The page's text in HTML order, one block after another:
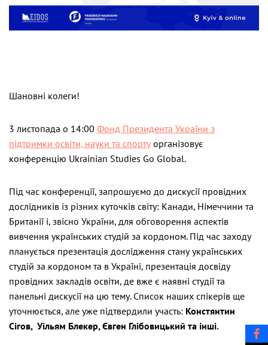
Шановні колеги!
3 листопада о 14:00 Фонд Президента України з
підтримки освіти, науки та спорту організовує
конференцію Ukrainian Studies Go Global.
Під час конференції, запрошуємо до дискусії провідних
дослідників із різних куточків світу: Канади, Німеччини та
Британії і, звісно України, для обговорення аспектів
вивчення українських студій за кордоном. Під час заходу
планується презентація дослідження стану українських
студій за кордоном та в Україні, презентація досвіду
провідних закладів освіти, де вже є наявні студії та
панельні дискусії на цю тему. Список наших спікерів ще
уточнюється, але уже підтвердили участь: Констянтин
Сігов, Уільям Блекер, Євген Глібовицький та інші.